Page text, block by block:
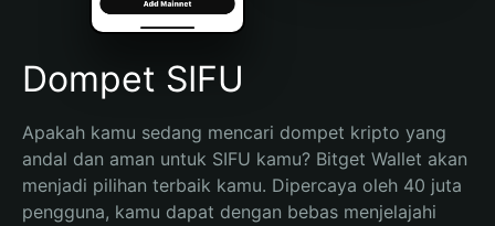
Español (Argentina)
Dompet SIFU
Apakah kamu sedang mencari dompet kripto yang
andal dan aman untuk SIFU kamu? Bitget Wallet akan
menjadi pilihan terbaik kamu. Dipercaya oleh 40 juta
pengguna, kamu dapat dengan bebas menjelajahi